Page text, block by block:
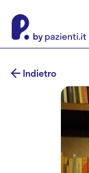
Indietro